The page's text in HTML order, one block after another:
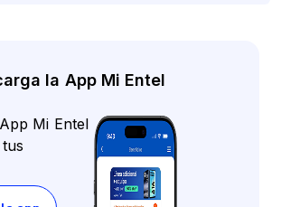
la App Mi Entel
Mi Entel